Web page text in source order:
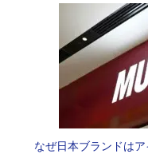
なぜ日本ブランドは